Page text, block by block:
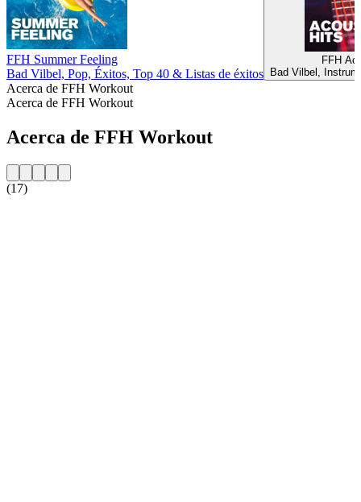
FFH Summer Feeling
Bad Vilbel, Pop, Éxitos, Top 40 & Listas de éxitos
FFH
Bad Vilbel,
Acerca de FFH Workout
Acerca de FFH Workout
Acerca de FFH Workout
(17)